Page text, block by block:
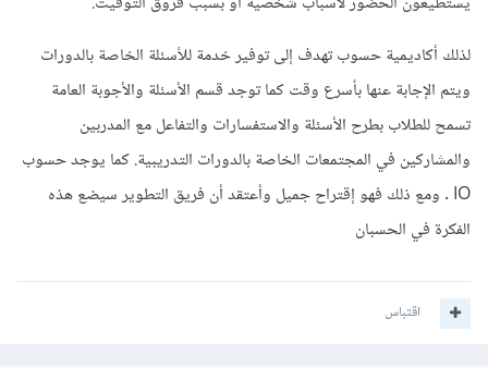
لذلك أكاديمية حسوب تهدف إلى توفير خدمة للأسئلة الخاصة بالدورات
ويتم الإجابة عنها بأسرع وقت كما توجد قسم الأسئلة والأجوبة العامة
تسمح للطلاب بطرح الأسئلة والاستفسارات والتفاعل مع المدربين
والمشاركين في المجتمعات الخاصة بالدورات التدريبية. كما يوجد حسوب
IO . ومع ذلك فهو إقتراح جميل وأعتقد أن فريق التطوير سيضع هذه
الفكرة في الحسبان
اقتباس